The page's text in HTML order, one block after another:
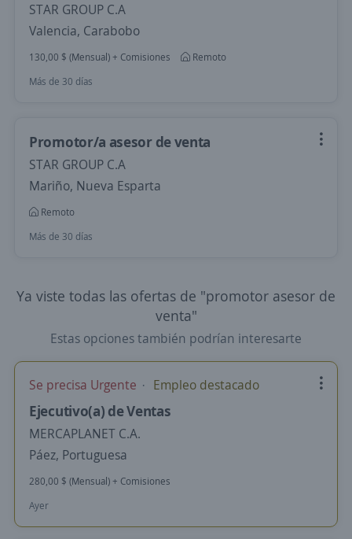
STAR GROUP C.A
Valencia, Carabobo
130,00 $ (Mensual) + Comisiones
Remoto
Más de 30 días
Promotor/a asesor de venta
STAR GROUP C.A
Mariño, Nueva Esparta
Remoto
Más de 30 días
Ya viste todas las ofertas de "promotor asesor de
venta"
Estas opciones también podrían interesarte
Se precisa Urgente Empleo destacado
Ejecutivo(a) de Ventas
MERCAPLANET C.A.
Páez, Portuguesa
280,00 $ (Mensual) + Comisiones
Ayer